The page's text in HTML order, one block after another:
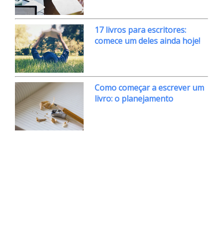
17 livros para escritores:
comece um deles ainda hoje!
Como começar a escrever um
livro: o planejamento